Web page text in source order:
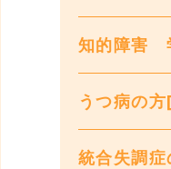
知的障害
うつ病の
統合失調症